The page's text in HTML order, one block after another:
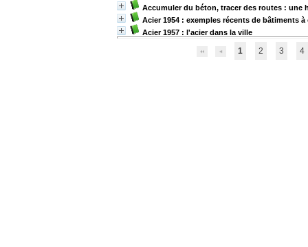
Accumuler du béton, tracer des routes : une
Acier 1954 : exemples récents de bâtiments à
Acier 1957 : l'acier dans la ville
1 2 3 4